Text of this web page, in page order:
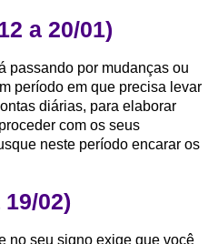
a 20/01)
passando por mudanças ou
período em que precisa levar
diárias, para elaborar
com os seus
neste período encarar os
02)
no seu signo exige que você